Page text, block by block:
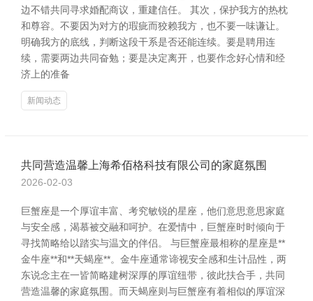
边不错共同寻求婚配商议，重建信任。 其次，保护我方的热枕
和尊容。不要因为对方的瑕疵而狡赖我方，也不要一味谦让。
明确我方的底线，判断这段干系是否还能连续。要是聘用连
续，需要两边共同奋勉；要是决定离开，也要作念好心情和经
济上的准备
新闻动态
共同营造温馨上海希佰格科技有限公司的家庭氛围
2026-02-03
巨蟹座是一个厚谊丰富、考究敏锐的星座，他们意思意思家庭
与安全感，渴慕被交融和呵护。在爱情中，巨蟹座时时倾向于
寻找简略给以踏实与温文的伴侣。 与巨蟹座最相称的星座是**
金牛座**和**天蝎座**。金牛座通常谛视安全感和生计品性，两
东说念主在一皆简略建树深厚的厚谊纽带，彼此扶合手，共同
营造温馨的家庭氛围。而天蝎座则与巨蟹座有着相似的厚谊深